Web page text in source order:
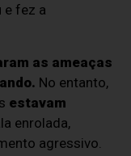
e fez a
as ameaças
No entanto,
estavam
enrolada,
agressivo.